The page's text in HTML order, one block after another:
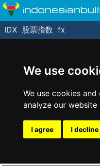
We use
We use cookies
analyze our
I agree I decline
IDX 股票指数 fx